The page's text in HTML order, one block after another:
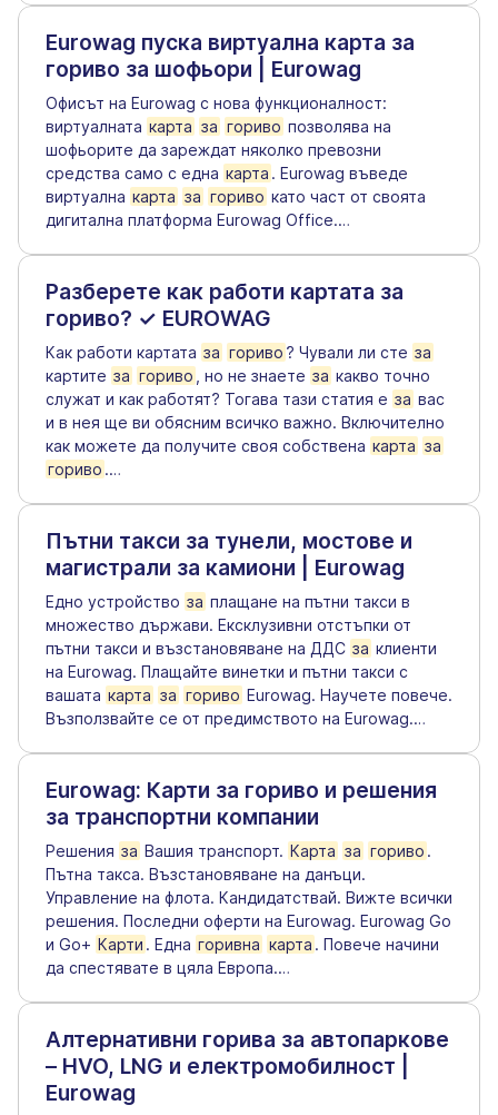
Eurowag пуска виртуална карта за
гориво за шофьори | Eurowag
Офисът на Eurowag с нова функционалност:
виртуалната карта за гориво позволява на
шофьорите да зареждат няколко превозни
средства само с една карта . Eurowag въведе
виртуална карта за гориво като част от своята
дигитална платформа Eurowag Office.…
Разберете как работи картата за
гориво? ✓ EUROWAG
Как работи картата за гориво ? Чували ли сте за
картите за гориво , но не знаете за какво точно
служат и как работят? Тогава тази статия е за вас
и в нея ще ви обясним всичко важно. Включително
как можете да получите своя собствена карта за
гориво .…
Пътни такси за тунели, мостове и
магистрали за камиони | Eurowag
Едно устройство за плащане на пътни такси в
множество държави. Ексклузивни отстъпки от
пътни такси и възстановяване на ДДС за клиенти
на Eurowag. Плащайте винетки и пътни такси с
вашата карта за гориво Eurowag. Научете повече.
Възползвайте се от предимството на Eurowag.…
Eurowag: Карти за гориво и решения
за транспортни компании
Решения за Вашия транспорт. Карта за гориво .
Пътна такса. Възстановяване на данъци.
Управление на флота. Кандидатствай. Вижте всички
решения. Последни оферти на Eurowag. Eurowag Go
и Go+ Карти . Една горивна карта . Повече начини
да спестявате в цяла Европа.…
Алтернативни горива за автопаркове
– HVO, LNG и електромобилност |
Eurowag